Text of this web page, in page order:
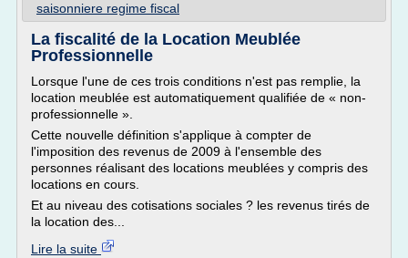
saisonniere regime fiscal
La fiscalité de la Location Meublée
Professionnelle
Lorsque l'une de ces trois conditions n'est pas remplie, la
location meublée est automatiquement qualifiée de « non-
professionnelle ».
Cette nouvelle définition s'applique à compter de
l'imposition des revenus de 2009 à l'ensemble des
personnes réalisant des locations meublées y compris des
locations en cours.
Et au niveau des cotisations sociales ? les revenus tirés de
la location des...
Lire la suite